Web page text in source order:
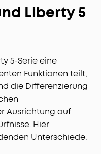
Liberty 5
5-Serie eine
Funktionen teilt,
die Differenzierung
Ausrichtung auf
Hier
Unterschiede.